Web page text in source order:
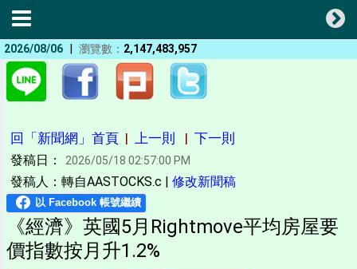
2026/08/06 | 瀏覽數： 2,147,483,957
回「新聞網」首頁 | 上一則 | 下一則
發稿日： 2026/05/18 02:57:00 PM
發稿人：轉自AASTOCKS.c | 修改新聞稿
《經濟》英國5月Rightmove平均房屋要
價指數按月升1.2%